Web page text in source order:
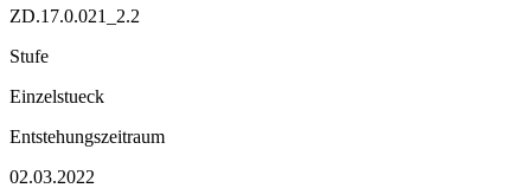
ZD.17.0.021_2.2
Stufe
Einzelstueck
Entstehungszeitraum
02.03.2022